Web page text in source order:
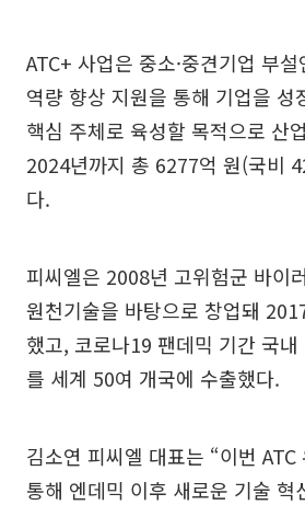
ATC+ 사업은 중소·중견기업 부
역량 향상 지원을 통해 기업을 성
핵심 주체로 육성할 목적으로 산
2024년까지 총 6277억 원(국비
다.
피씨엘은 2008년 고위험군 바이
원천기술을 바탕으로 창업돼
했고, 코로나19 팬데믹 기간 국
를 세계 50여 개국에 수출했다.
김소연 피씨엘 대표는 “이번
통해 엔데믹 이후 새로운 기술 혁